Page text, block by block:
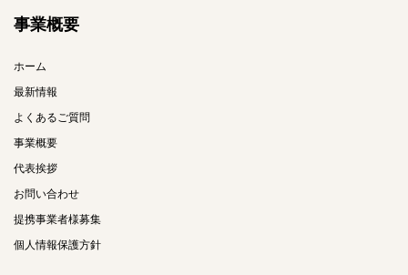
事業概要
ホーム
最新情報
よくあるご質問
事業概要
代表挨拶
お問い合わせ
提携事業者様募集
個人情報保護方針